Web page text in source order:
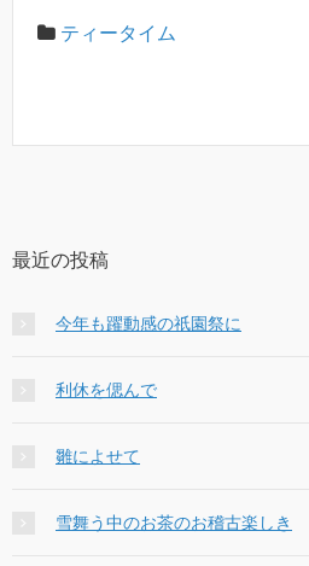
ティータイム
最近の投稿
今年も躍動感の祇園祭に
利休を偲んで
雛によせて
雪舞う中のお茶のお稽古楽しき